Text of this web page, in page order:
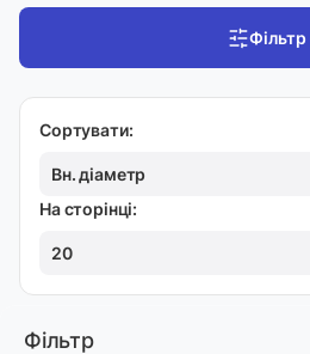
Фільтр
Фільтр
Сортувати:
Вн. діаметр
На сторінці:
20